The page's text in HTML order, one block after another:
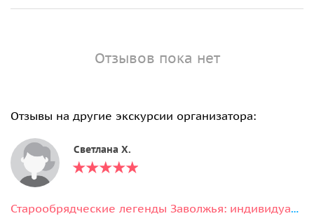
Отзывов пока нет
Отзывы на другие экскурсии организатора:
Светлана Х.
Старообрядческие легенды Заволжья: индивидуальная пешеходная экскурсия